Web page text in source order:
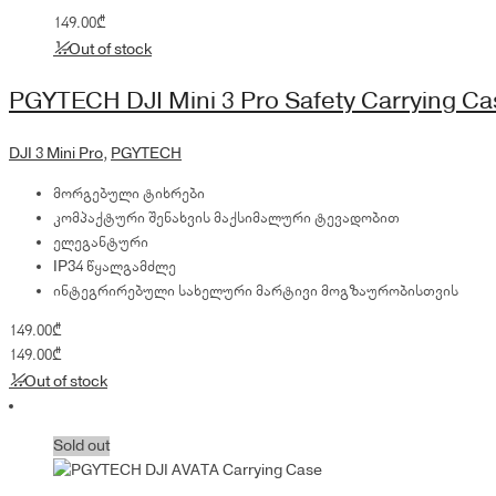
149.00₾
Out of stock
PGYTECH DJI Mini 3 Pro Safety Carrying
DJI 3 Mini Pro, PGYTECH
მორგებული ტიხრები
კომპაქტური შენახვის მაქსიმალური ტევადობით
ელეგანტური
IP34 წყალგამძლე
ინტეგრირებული სახელური მარტივი მოგზაურობისთვის
149.00₾
149.00₾
Out of stock
Sold out